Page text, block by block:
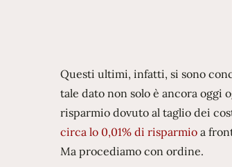
Questi ultimi, infatti, si sono
tale dato non solo è ancora oggi
risparmio dovuto al taglio dei
circa lo 0,01% di risparmio a
Ma procediamo con ordine.